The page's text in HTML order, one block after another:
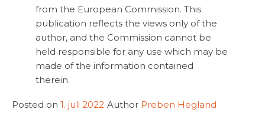
from the European Commission. This
publication reflects the views only of the
author, and the Commission cannot be
held responsible for any use which may be
made of the information contained
therein.
Posted on 1. juli 2022 Author Preben Hegland